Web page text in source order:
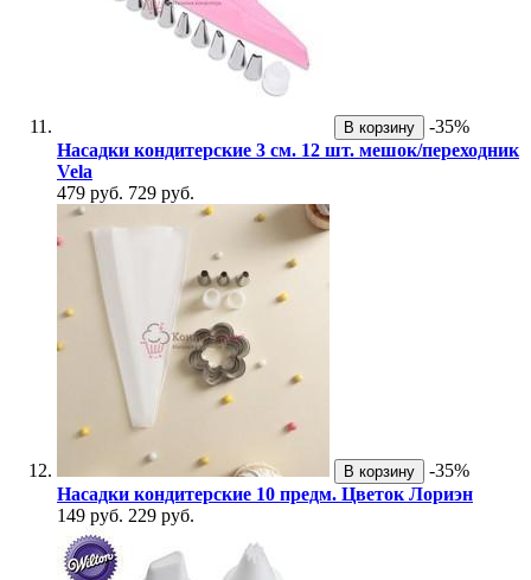
В корзину
-35%
Насадки кондитерские 3 см. 12 шт. мешок/переходник
Vela
479 руб. 729 руб.
В корзину
-35%
Насадки кондитерские 10 предм. Цветок Лориэн
149 руб. 229 руб.